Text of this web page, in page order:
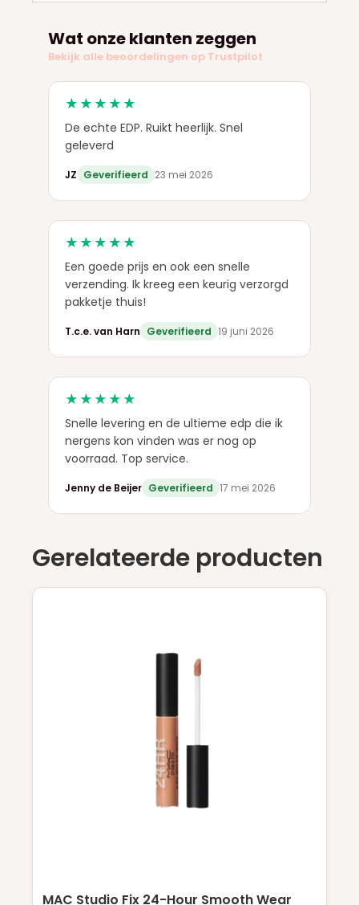
Wat onze klanten zeggen
Bekijk alle beoordelingen op Trustpilot
★★★★★
De echte EDP. Ruikt heerlijk. Snel
geleverd
JZ Geverifieerd 23 mei 2026
★★★★★
Een goede prijs en ook een snelle
verzending. Ik kreeg een keurig verzorgd
pakketje thuis!
T.c.e. van Harn Geverifieerd 19 juni 2026
★★★★★
Snelle levering en de ultieme edp die ik
nergens kon vinden was er nog op
voorraad. Top service.
Jenny de Beijer Geverifieerd 17 mei 2026
Gerelateerde producten
MAC Studio Fix 24-Hour Smooth Wear